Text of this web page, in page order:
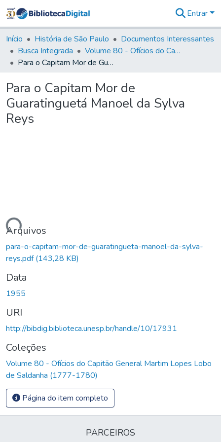
&
Coleções
Tudo na
Biblioteca
Estatísticas
Entrar
Início História de São Paulo
Documentos Interessantes
Busca Integrada
Volume 80 - Ofícios do Capitão General Martim Lopes Lobo de Saldanha (1777-1780)
Para o Capitam Mor de Guaratinguetá Manoel da Sylva Reys
Para o Capitam Mor de
Guaratinguetá Manoel da Sylva
Reys
Arquivos
para-o-capitam-mor-de-guaratingueta-manoel-da-sylva-
reys.pdf(143,28 KB)
Data
1955
URI
http://bibdig.biblioteca.unesp.br/handle/10/17931
Coleções
Volume 80 - Ofícios do Capitão General Martim Lopes Lobo
de Saldanha (1777-1780)
Página do item completo
PARCEIROS